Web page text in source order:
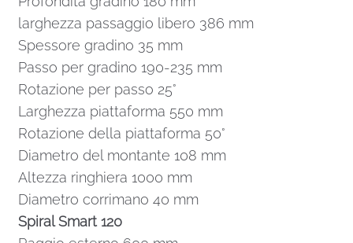
larghezza passaggio libero 386 mm
Spessore gradino 35 mm
Passo per gradino 190-235 mm
Rotazione per passo 25°
Larghezza piattaforma 550 mm
Rotazione della piattaforma 50°
Diametro del montante 108 mm
Altezza ringhiera 1000 mm
Diametro corrimano 40 mm
Spiral Smart 120